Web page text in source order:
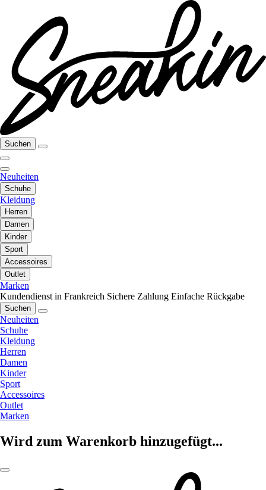
Suchen
Neuheiten
Schuhe
Kleidung
Herren
Damen
Kinder
Sport
Accessoires
Outlet
Marken
Kundendienst in Frankreich Sichere Zahlung Einfache Rückgabe
Suchen
Neuheiten
Schuhe
Kleidung
Herren
Damen
Kinder
Sport
Accessoires
Outlet
Marken
Wird zum Warenkorb hinzugefügt...